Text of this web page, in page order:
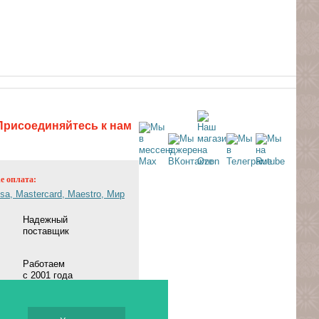
к нам
оплата:
Надежный
поставщик
Работаем
с 2001 года